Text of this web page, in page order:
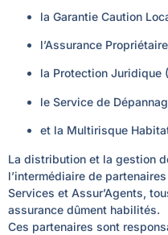
la Garantie Caution
l’Assurance
la Protection Juridique
le Service de
et la Multirisque
La distribution et la gestion
l’intermédiaire de
Services et Assur’Agents,
assurance dûment habilités.
Ces partenaires sont